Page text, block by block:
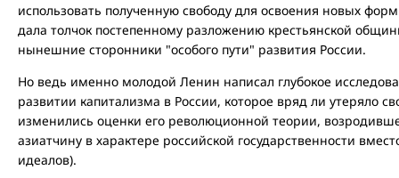
использовать полученную свободу для освоения новых
дала толчок постепенному разложению крестьянской
нынешние сторонники "особого пути" развития России.
Но ведь именно молодой Ленин написал глубокое
развитии капитализма в России, которое вряд ли утеряло
изменились оценки его революционной теории,
азиатчину в характере российской государственности
идеалов).